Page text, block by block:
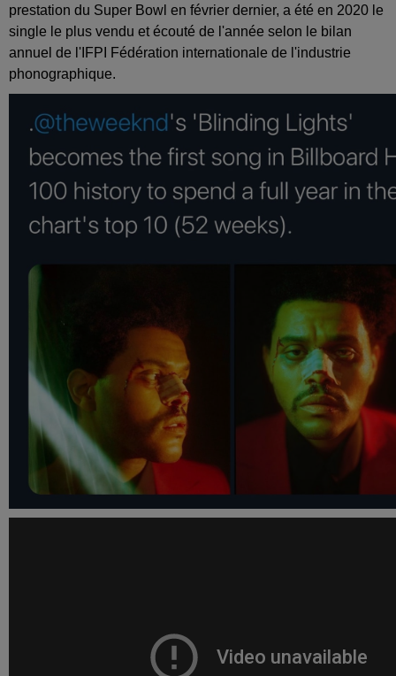
prestation du Super Bowl en février dernier, a été en 2020 le
single le plus vendu et écouté de l'année selon le bilan
annuel de l'IFPI Fédération internationale de l'industrie
phonographique.